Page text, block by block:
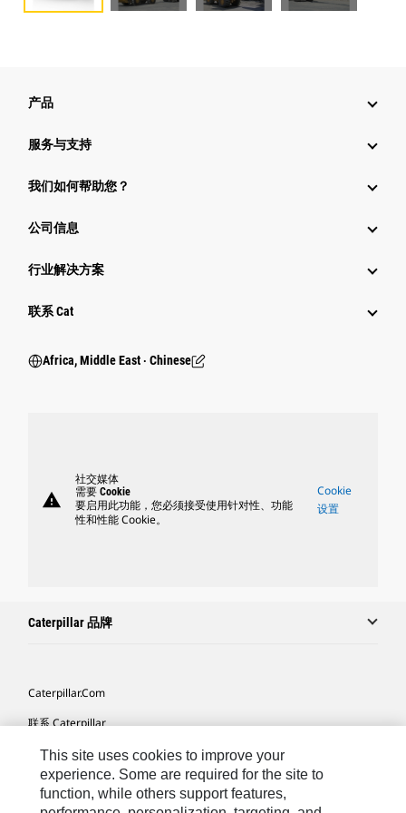
产品
服务与支持
我们如何帮助您？
公司信息
行业解决方案
行业
联系 Cat
Africa, Middle East ‧ Chinese
warning
社交媒体
需要 Cookie
要启用此功能，您必须接受使用针对性、功能
性和性能 Cookie。
Cookie
设置
Caterpillar 品牌
Caterpillar.com
联系 Caterpillar
我的营销首选项
站点地图
This site uses cookies to improve your
experience. Some are required for the site to
function, while others support features,